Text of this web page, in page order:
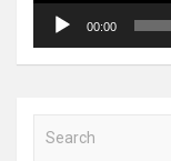
00:00